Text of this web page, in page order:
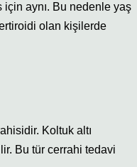
aynı. Bu nedenle yaş
olan kişilerde
Koltuk altı
Bu tür cerrahi tedavi